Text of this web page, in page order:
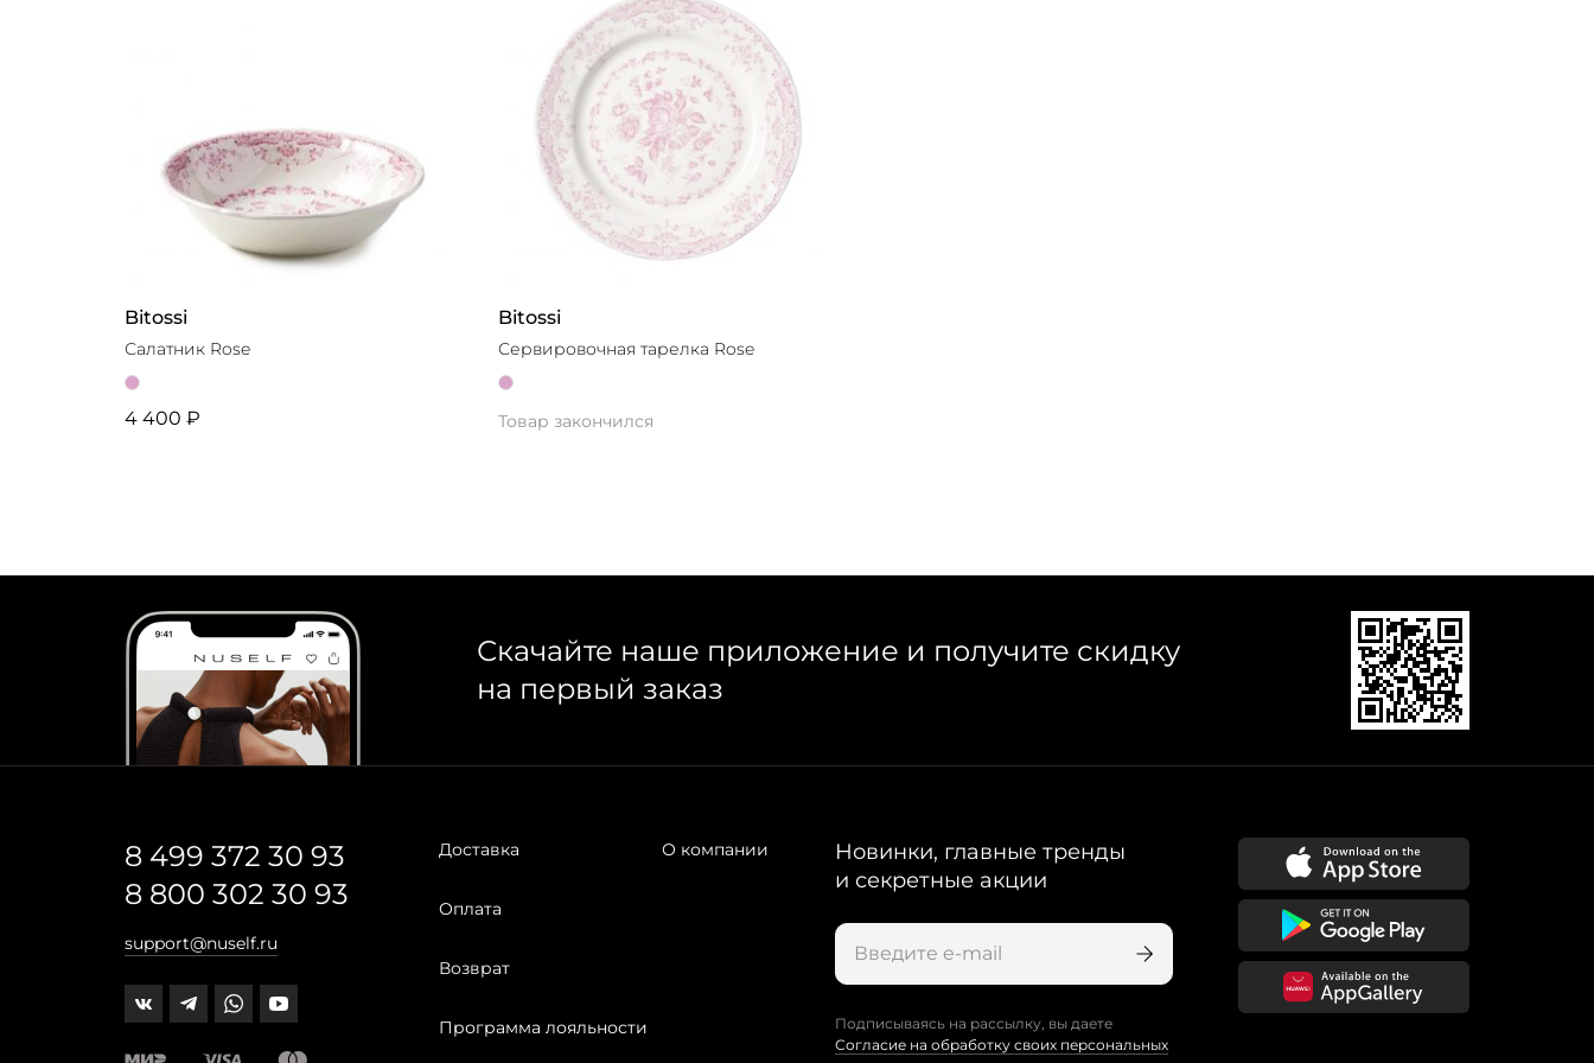
Bitossi
Салатник Rose
4 400 ₽
Bitossi
Сервировочная тарелка Rose
Товар закончился
Скачайте наше приложение и получите скидку
на первый заказ
8 499 372 30 93
8 800 302 30 93
support@nuself.ru
Доставка
Оплата
Возврат
Программа лояльности
О компании
Новинки, главные тренды
и секретные акции
Подписываясь на рассылку, вы даете
Согласие на обработку своих персональных